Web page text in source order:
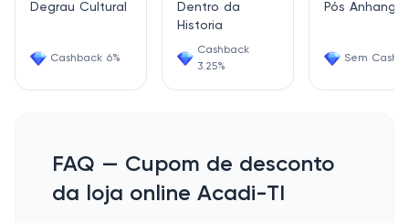
Degrau Cultural
Cashback 6%
Dentro da
Historia
Cashback
3.25%
Pós
Sem
FAQ — Cupom de desconto
da loja online Acadi-TI